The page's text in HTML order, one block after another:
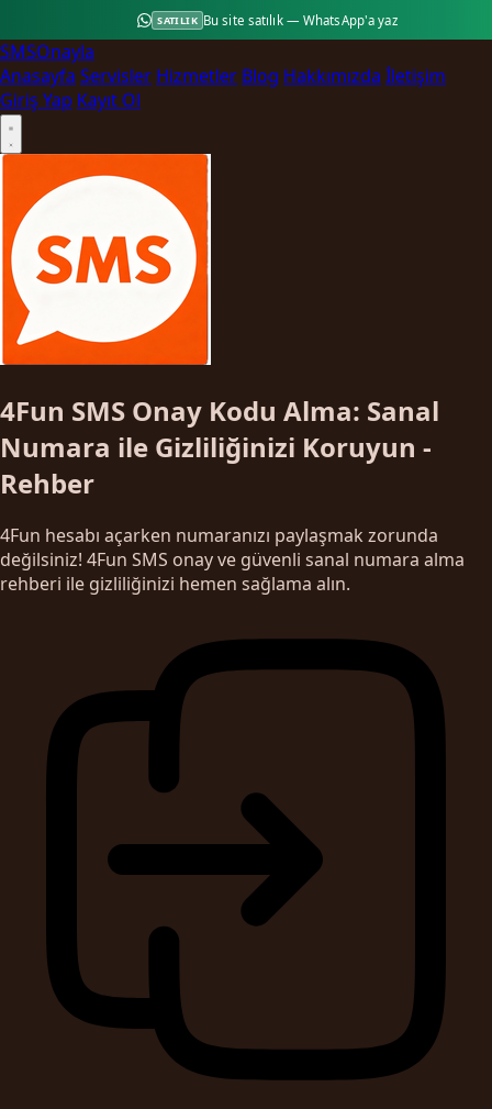
SATILIK Bu site satılık — WhatsApp'a yaz
SMSOnayla
Anasayfa Servisler Hizmetler Blog Hakkımızda İletişim
Giriş Yap Kayıt Ol
4Fun SMS Onay Kodu Alma: Sanal
Numara ile Gizliliğinizi Koruyun -
Rehber
4Fun hesabı açarken numaranızı paylaşmak zorunda
değilsiniz! 4Fun SMS onay ve güvenli sanal numara alma
rehberi ile gizliliğinizi hemen sağlama alın.